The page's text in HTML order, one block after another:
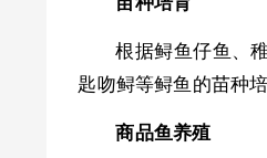
根据鲟鱼仔鱼、
匙吻鲟等鲟鱼的苗种
商品鱼养殖